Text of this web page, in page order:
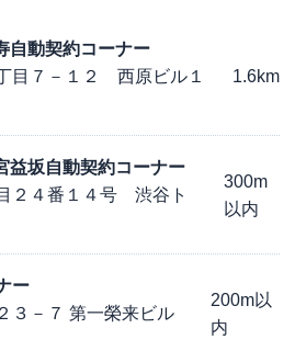
自動契約コーナー
目７－１２ 西原ビル１
1.6km
益坂自動契約コーナー
２４番１４号 渋谷ト
300m
以内
ー
３－７ 第一榮来ビル
200m以
内